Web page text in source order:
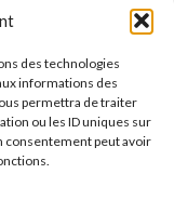
des technologies
informations des
permettra de traiter
ou les ID uniques sur
consentement peut avoir